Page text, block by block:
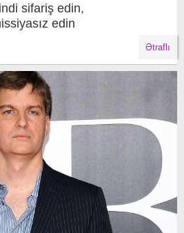
sifariş edin,
edin
Ətraflı